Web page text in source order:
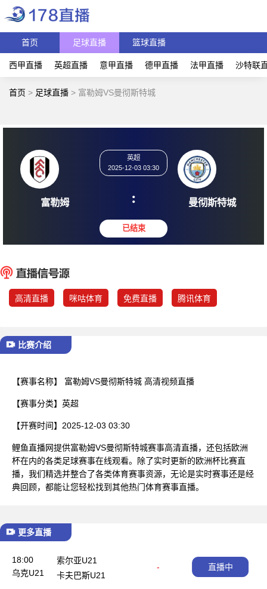
首页 足球直播 篮球直播
西甲直播 英超直播 意甲直播 德甲直播 法甲直播 沙特联
首页 > 足球直播 > 富勒姆VS曼彻斯特城
富勒姆
2025-12-03 03:30
: 曼彻
高清直播 咪咕体育 免费直播 腾讯体育
比赛介绍
【赛事名称】 富勒姆VS曼彻斯特城 高清视频直播
【赛事分类】 英超
【开赛时间】 2025-12-03 03:30
鲤鱼直播网提供富勒姆VS曼彻斯特城赛事高清直播，还包括欧洲
杯在内的各类足球赛事在线观看。除了实时更新的欧洲杯比赛直
播，我们精选并整合了各类体育赛事资源，无论是实时赛事还是经
典回顾，都能让您轻松找到其他热门体育赛事直播。
更多直播
18:00
乌克U21
索尔亚U21
-
卡夫巴斯U21
直播中